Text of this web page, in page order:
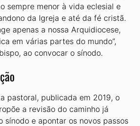
sempre menor à vida eclesial e
da Igreja e até da fé cristã.
apenas a nossa Arquidiocese,
em várias partes do mundo”,
ao convocar o sínodo.
pastoral, publicada em 2019, o
a revisão do caminho já
sínodo e apontar os novos passos